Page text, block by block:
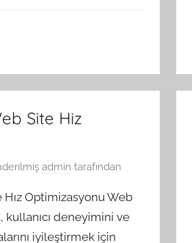
Site Hiz
admin tarafından
Hız Optimizasyonu Web
kullanıcı deneyimini ve
iyileştirmek için